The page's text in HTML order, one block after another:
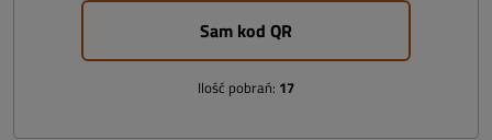
Sam kod QR
Ilość pobrań: 17